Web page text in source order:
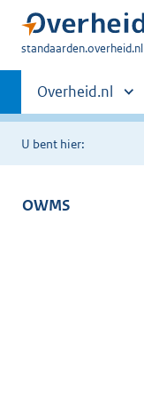
U
hier:
standaarden.overheid.nl
Primaire
navigatie
Andere
sites
binnen
Overheid.nl
U bent hier:
OWMS